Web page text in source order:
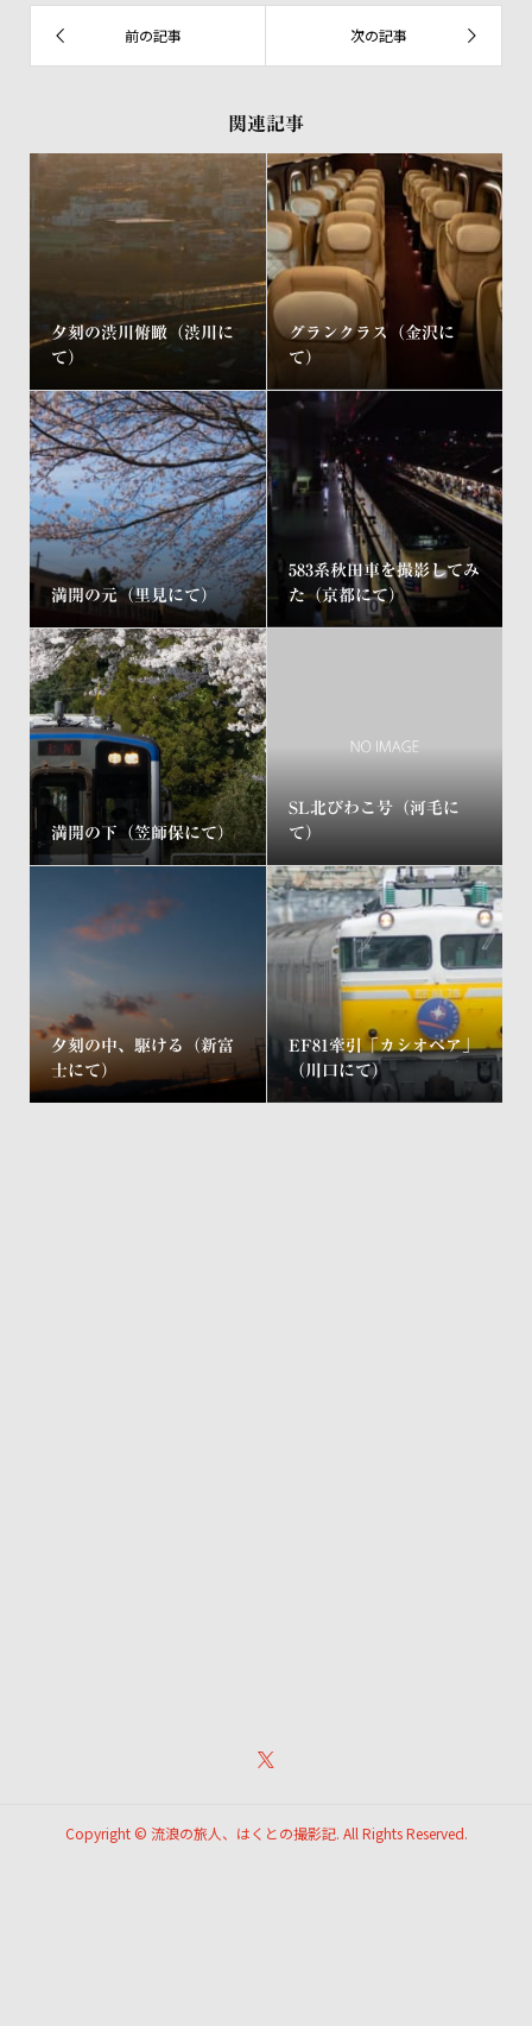
関連記事
夕刻の渋川俯瞰（渋川に
て）
グランクラス（金沢に
て）
満開の元（里見にて）
583系秋田車を撮影してみ
た（京都にて）
満開の下（笠師保にて）
SL北びわこ号（河毛に
て）
夕刻の中、駆ける（新富
士にて）
EF81牽引「カシオペア」
（川口にて）
Copyright © 流浪の旅人、はくとの撮影記. All Rights Reserved.